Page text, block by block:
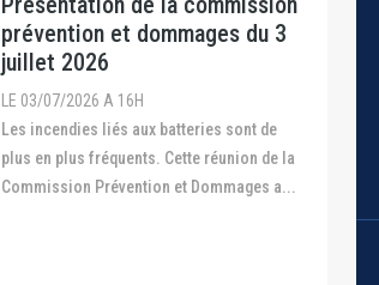
prévention et dommages du 3
juillet 2026
LE 03/07/2026 A 16H
Les incendies liés aux batteries sont de
plus en plus fréquents. Cette réunion de la
Commission Prévention et Dommages a...